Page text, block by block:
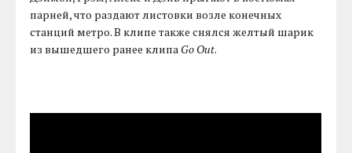
парней, что раздают листовки возле конечных
станций метро. В клипе также снялся желтый шарик
из вышедшего ранее клипа Go Out.